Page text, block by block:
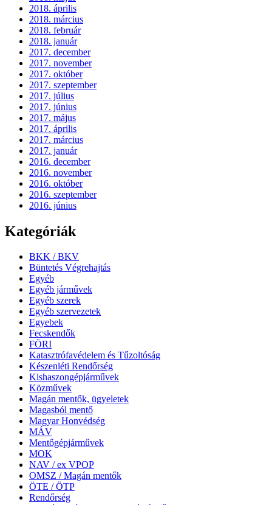
2018. április
2018. március
2018. február
2018. január
2017. december
2017. november
2017. október
2017. szeptember
2017. július
2017. június
2017. május
2017. április
2017. március
2017. január
2016. december
2016. november
2016. október
2016. szeptember
2016. június
Kategóriák
BKK / BKV
Büntetés Végrehajtás
Egyéb
Egyéb járművek
Egyéb szerek
Egyéb szervezetek
Egyebek
Fecskendők
FÖRI
Katasztrófavédelem és Tűzoltóság
Készenléti Rendőrség
Kishaszongépjárművek
Közművek
Magán mentők, ügyeletek
Magasból mentő
Magyar Honvédség
MÁV
Mentőgépjárművek
MOK
NAV / ex VPOP
OMSZ / Magán mentők
ÖTE / ÖTP
Rendőrség